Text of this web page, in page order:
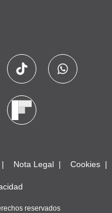
Nota Legal Cookies
reservados